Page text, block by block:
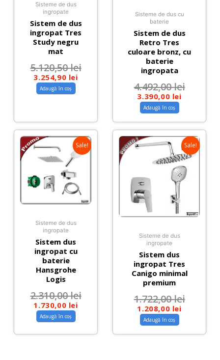
Sisteme de dus
ingropate
Sistem de dus
ingropat Tres
Study negru
mat
5.120,50lei
3.254,90 lei
Adaugă în coș
Sisteme de dus cu
baterie
Sistem de dus
Retro Tres
culoare bronz, cu
baterie
ingropata
4.492,00lei
3.390,00 lei
Adaugă în coș
Sale!
Sisteme de dus
ingropate
Sistem dus
ingropat cu
baterie
Hansgrohe
Logis
2.310,00lei
1.730,00 lei
Adaugă în coș
Sale!
Sisteme de dus
ingropate
Sistem dus
ingropat Tres
Canigo minimal
premium
1.722,00lei
1.208,00 lei
Adaugă în coș